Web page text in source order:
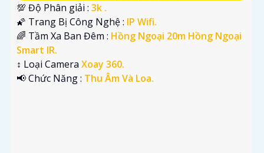
💯 Độ Phân giải : 3k .
🌠 Trang Bị Công Nghệ : IP Wifi.
🌈 Tầm Xa Ban Đêm : Hồng Ngoại 20m Hồng Ngoại
Smart IR.
↕️ Loại Camera Xoay 360.
️📢 Chức Năng : Thu Âm Và Loa.